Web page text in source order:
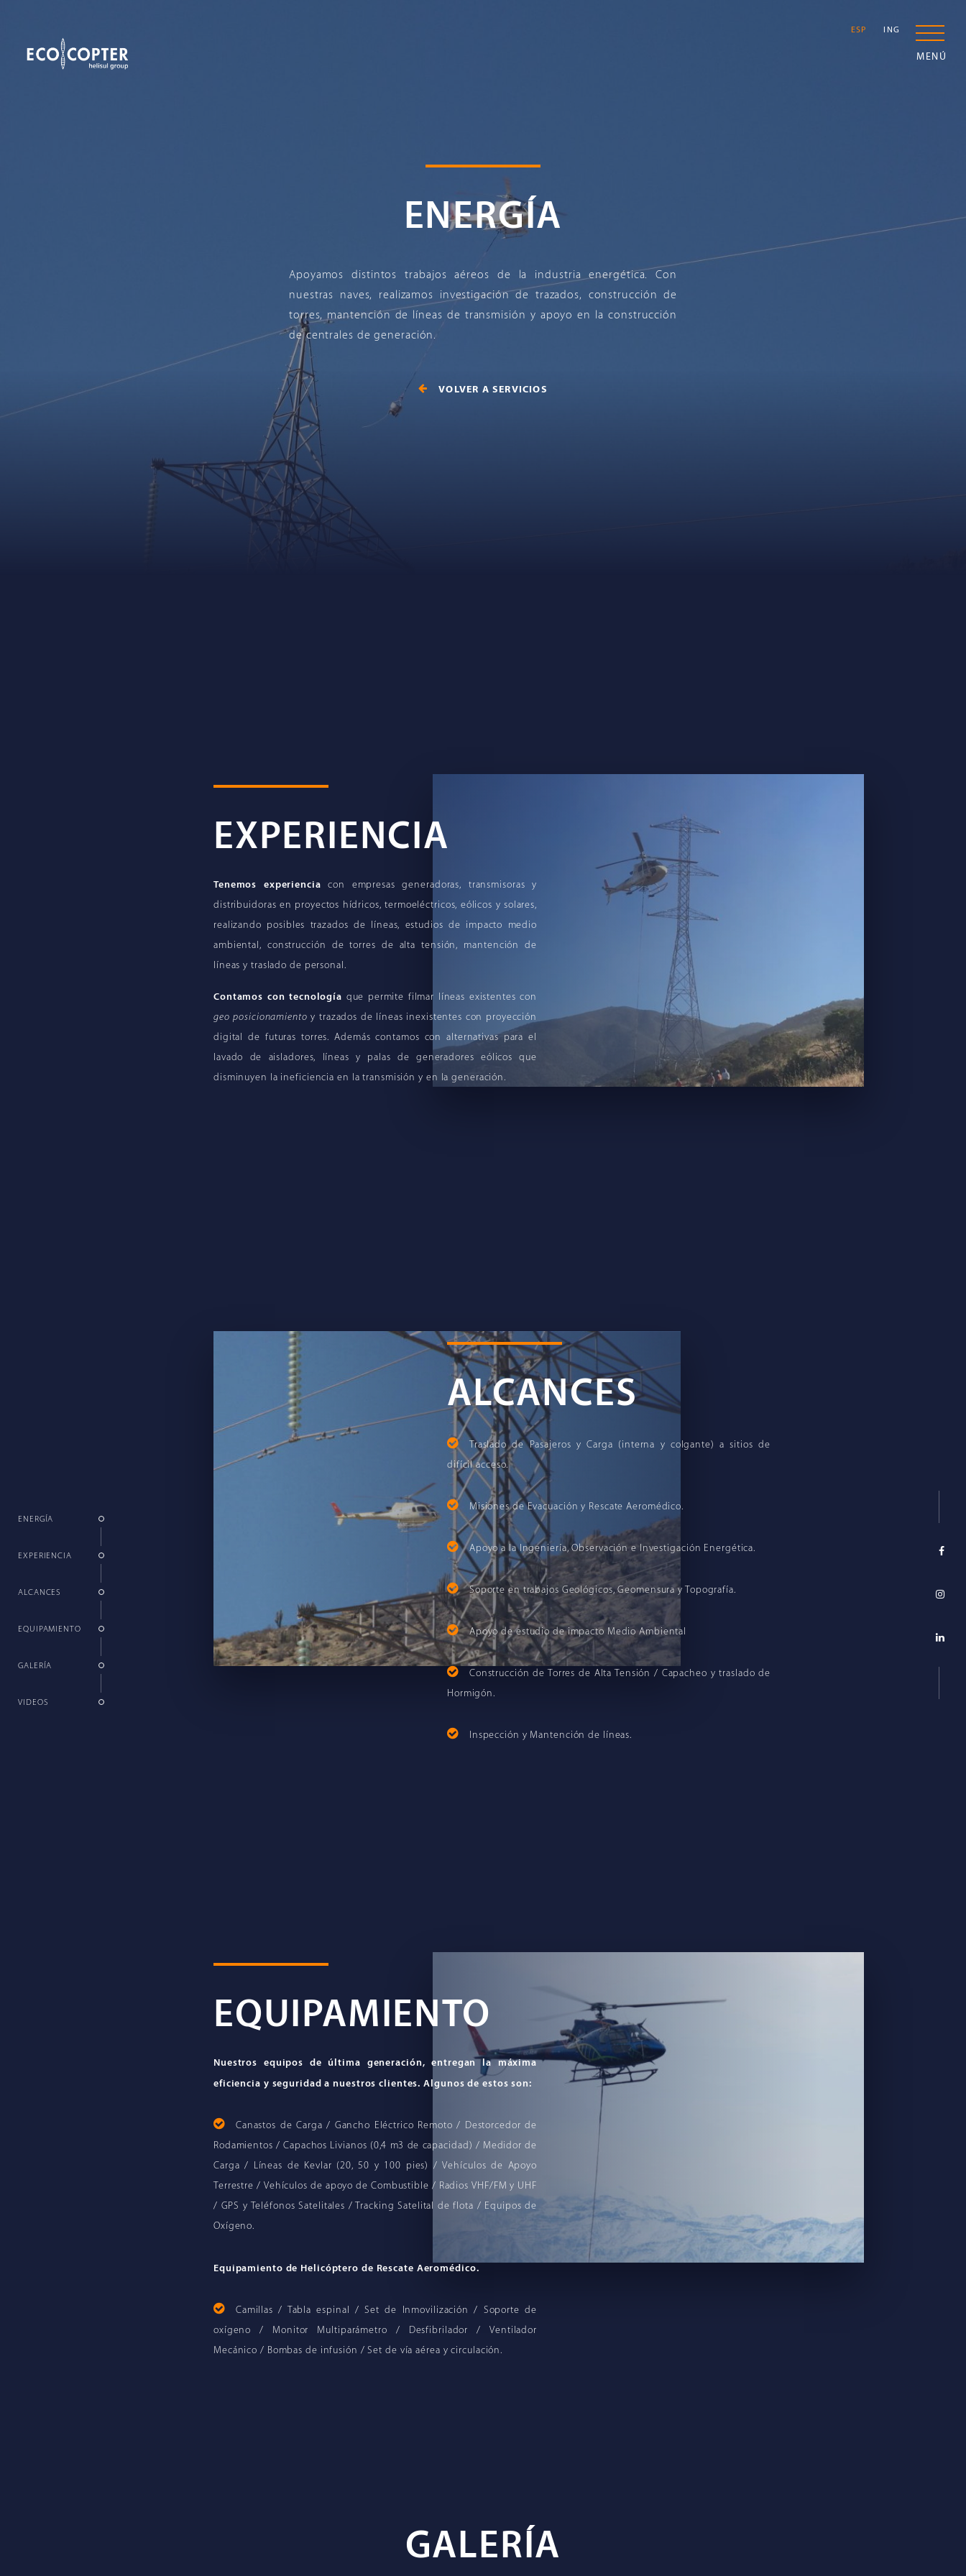
MENÚ
ESP ING
ENERGÍA
EXPERIENCIA
ALCANCES
EQUIPAMIENTO
GALERÍA
VIDEOS
ENERGÍA
Apoyamos distintos trabajos aéreos de la industria energética. Con
nuestras naves, realizamos investigación de trazados, construcción de
torres, mantención de líneas de transmisión y apoyo en la construcción
de centrales de generación.
VOLVER A SERVICIOS
EXPERIENCIA
Tenemos experiencia con empresas generadoras, transmisoras y
distribuidoras en proyectos hídricos, termoeléctricos, eólicos y solares,
realizando posibles trazados de líneas, estudios de impacto medio
ambiental, construcción de torres de alta tensión, mantención de
líneas y traslado de personal.
Contamos con tecnología que permite filmar líneas existentes con
geo posicionamiento y trazados de líneas inexistentes con proyección
digital de futuras torres. Además contamos con alternativas para el
lavado de aisladores, líneas y palas de generadores eólicos que
disminuyen la ineficiencia en la transmisión y en la generación.
ALCANCES
Traslado de Pasajeros y Carga (interna y colgante) a sitios de
difícil acceso.
Misiones de Evacuación y Rescate Aeromédico.
Apoyo a la Ingeniería, Observación e Investigación Energética.
Soporte en trabajos Geológicos, Geomensura y Topografía.
Apoyo de estudio de impacto Medio Ambiental
Construcción de Torres de Alta Tensión / Capacheo y traslado de
Hormigón.
Inspección y Mantención de líneas.
EQUIPAMIENTO
Nuestros equipos de última generación, entregan la máxima
eficiencia y seguridad a nuestros clientes. Algunos de estos son:
Canastos de Carga / Gancho Eléctrico Remoto / Destorcedor de
Rodamientos / Capachos Livianos (0,4 m3 de capacidad) / Medidor de
Carga / Líneas de Kevlar (20, 50 y 100 pies) / Vehículos de Apoyo
Terrestre / Vehículos de apoyo de Combustible / Radios VHF/FM y UHF
/ GPS y Teléfonos Satelitales / Tracking Satelital de flota / Equipos de
Oxígeno.
Equipamiento de Helicóptero de Rescate Aeromédico.
Camillas / Tabla espinal / Set de Inmovilización / Soporte de
oxígeno / Monitor Multiparámetro / Desfibrilador / Ventilador
Mecánico / Bombas de infusión / Set de vía aérea y circulación.
GALERÍA